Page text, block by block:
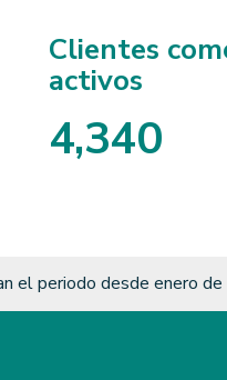
Clientes
activos
4,340
el periodo desde enero